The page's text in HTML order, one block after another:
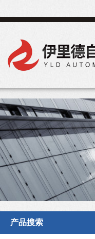
产品搜索